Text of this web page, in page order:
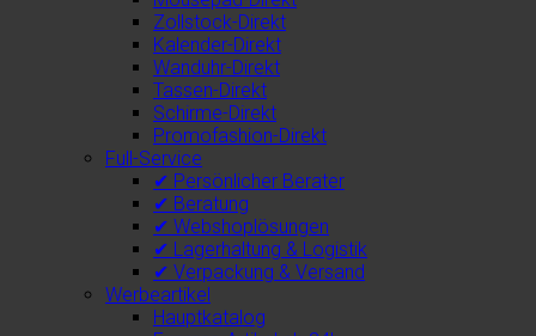
Zollstock-Direkt
Kalender-Direkt
Wanduhr-Direkt
Tassen-Direkt
Schirme-Direkt
Promofashion-Direkt
Full-Service
✔ Persönlicher Berater
✔ Beratung
✔ Webshoplösungen
✔ Lagerhaltung & Logistik
✔ Verpackung & Versand
Werbeartikel
Hauptkatalog